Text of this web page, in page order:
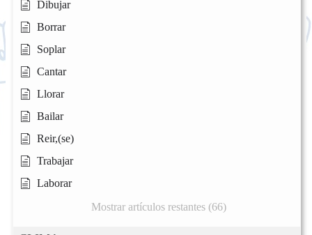
Dibujar
Borrar
Soplar
Cantar
Llorar
Bailar
Reir,(se)
Trabajar
Laborar
Mostrar artículos restantes (66)